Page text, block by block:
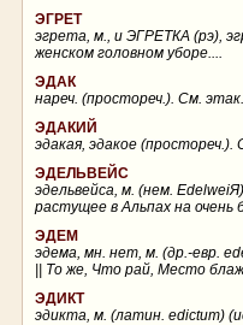
ЭГРЕТ
эгрета, м., и ЭГРЕТКА (рэ),
женском головном уборе....
ЭДАК
нареч. (простореч.). См.
ЭДАКИЙ
эдакая, эдакое (простореч.).
ЭДЕЛЬВЕЙС
эдельвейса, м. (нем.
растущее в Альпах на очень
ЭДЕМ
эдема, мн. нет, м. (др.-евр.
|| То же, Что рай, Место
ЭДИКТ
эдикта, м. (латин. edictum)